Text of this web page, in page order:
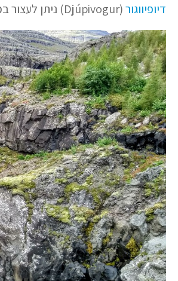
דיופיווגור(Djúpivogur) ניתן לעצור במפל היפה